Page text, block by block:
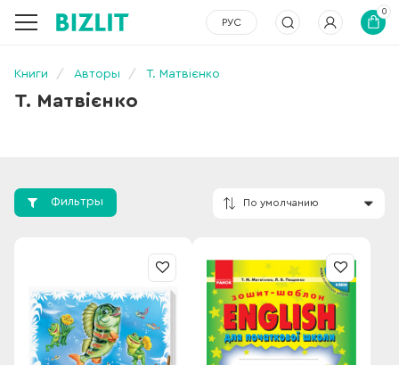
РУС
0
Книги Авторы Т. Матвієнко
Т. Матвієнко
Фильтры